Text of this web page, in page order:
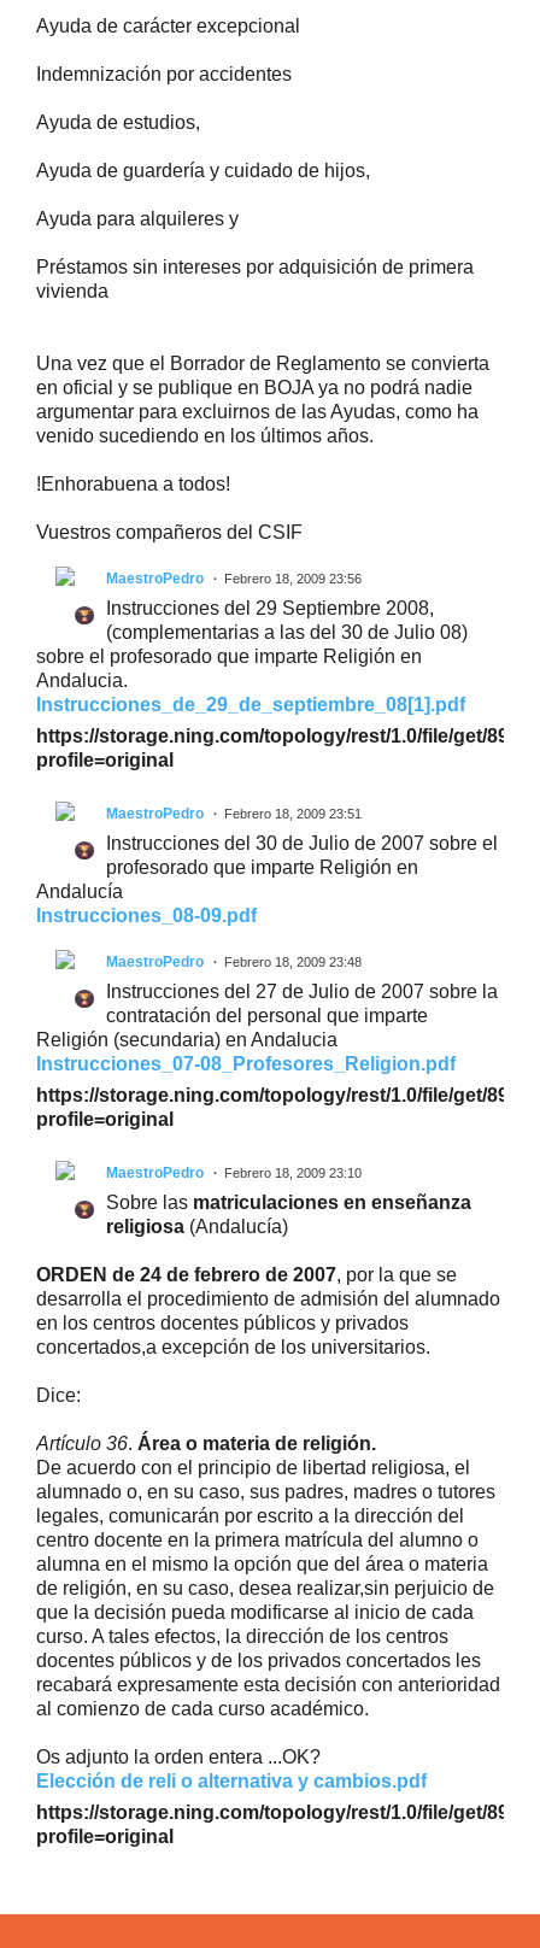
Ayuda de carácter excepcional
Indemnización por accidentes
Ayuda de estudios,
Ayuda de guardería y cuidado de hijos,
Ayuda para alquileres y
Préstamos sin intereses por adquisición de primera
vivienda
Una vez que el Borrador de Reglamento se convierta
en oficial y se publique en BOJA ya no podrá nadie
argumentar para excluirnos de las Ayudas, como ha
venido sucediendo en los últimos años.
!Enhorabuena a todos!
Vuestros compañeros del CSIF
MaestroPedro Febrero 18, 2009 23:56
Instrucciones del 29 Septiembre 2008,
(complementarias a las del 30 de Julio 08)
sobre el profesorado que imparte Religión en
Andalucia.
Instrucciones_de_29_de_septiembre_08[1].pdf
https://storage.ning.com/topology/rest/1.0/file/get/
profile=original
MaestroPedro Febrero 18, 2009 23:51
Instrucciones del 30 de Julio de 2007 sobre el
profesorado que imparte Religión en
Andalucía
Instrucciones_08-09.pdf
MaestroPedro Febrero 18, 2009 23:48
Instrucciones del 27 de Julio de 2007 sobre la
contratación del personal que imparte
Religión (secundaria) en Andalucia
Instrucciones_07-08_Profesores_Religion.pdf
https://storage.ning.com/topology/rest/1.0/file/get/
profile=original
MaestroPedro Febrero 18, 2009 23:10
Sobre las matriculaciones en enseñanza
religiosa (Andalucía)
ORDEN de 24 de febrero de 2007, por la que se
desarrolla el procedimiento de admisión del alumnado
en los centros docentes públicos y privados
concertados,a excepción de los universitarios.
Dice:
Artículo 36. Área o materia de religión.
De acuerdo con el principio de libertad religiosa, el
alumnado o, en su caso, sus padres, madres o tutores
legales, comunicarán por escrito a la dirección del
centro docente en la primera matrícula del alumno o
alumna en el mismo la opción que del área o materia
de religión, en su caso, desea realizar,sin perjuicio de
que la decisión pueda modificarse al inicio de cada
curso. A tales efectos, la dirección de los centros
docentes públicos y de los privados concertados les
recabará expresamente esta decisión con anterioridad
al comienzo de cada curso académico.
Os adjunto la orden entera ...OK?
Elección de reli o alternativa y cambios.pdf
https://storage.ning.com/topology/rest/1.0/file/get/
profile=original